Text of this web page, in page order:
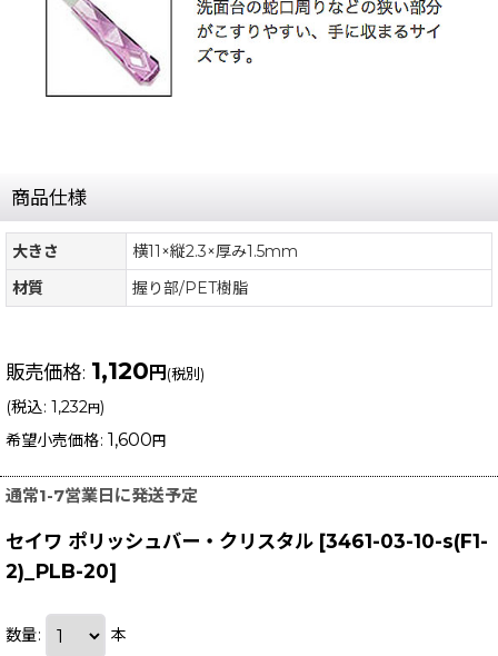
商品仕様
大きさ
横11×縦2.3×厚み1.5mm
材質
握り部/PET樹脂
販売価格: 1,120 円 (税別)
(税込: 1,232円)
希望小売価格: 1,600 円
通常1-7営業日に発送予定
セイワ ポリッシュバー・クリスタル [3461-03-10-s(F1-
2)_PLB-20]
数量: 本